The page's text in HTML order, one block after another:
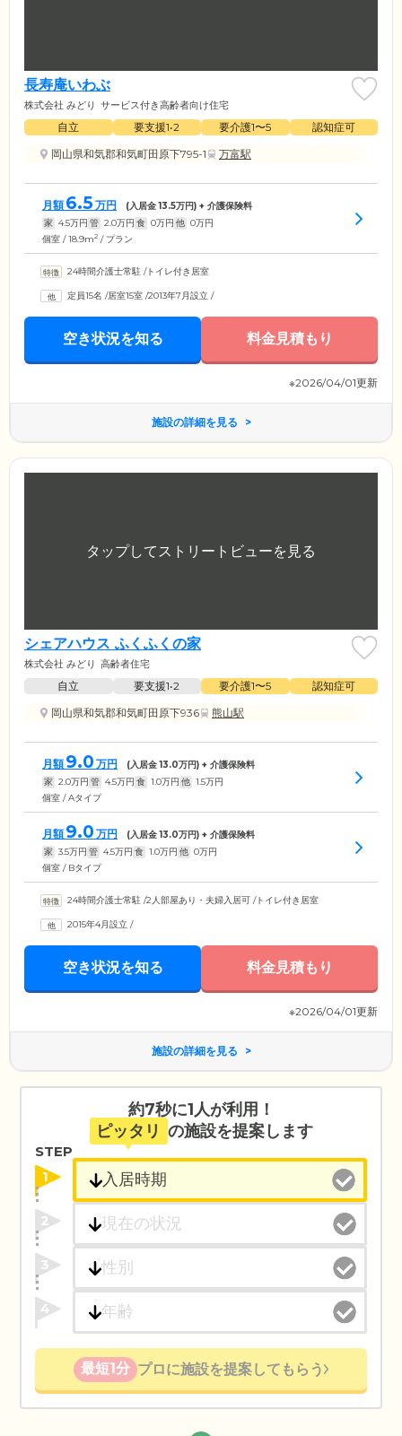
長寿庵いわぶ
株式会社 みどり サービス付き高齢者向け住宅
自立 要支援1•2 要介護1〜5
認知症可
岡山県和気郡和気町田原下795-1
万富駅
月額 6.5 万円 (入居金13.5万円) + 介護保険料
家 4.5万円 管 2.0万円 食 0万円 他 0万円
個室 / 18.9m2 / プラン
24時間介護士常駐 /トイレ付き居室
定員15名 /居室15室 /2013年7月設立 /
空き状況を知る 料金見積もり
※2026/04/01更新
施設の詳細を見る
シェアハウス ふくふくの家
株式会社 みどり 高齢者住宅
自立 要支援1•2 要介護1〜5
認知症可
岡山県和気郡和気町田原下936
熊山駅
月額 9.0 万円 (入居金13.0万円) + 介護保険料
家 2.0万円 管 4.5万円 食 1.0万円 他 1.5万円
個室 / Aタイプ
月額 9.0 万円 (入居金13.0万円) + 介護保険料
家 3.5万円 管 4.5万円 食 1.0万円 他 0万円
個室 / Bタイプ
24時間介護士常駐 /2人部屋あり・夫婦入居可 /トイレ付き居室
2015年4月設立 /
空き状況を知る 料金見積もり
※2026/04/01更新
施設の詳細を見る
約7秒に1人が利用！
ピッタリ の施設を提案します
STEP
1
2
3
4
最短1分 プロに施設を提案してもらう